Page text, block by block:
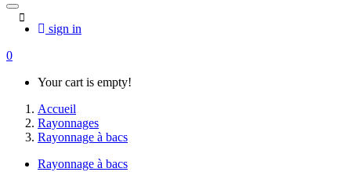
sign in
0
Your cart is empty!
Accueil
Rayonnages
Rayonnage à bacs
Rayonnage à bacs